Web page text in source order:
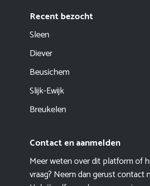
Recent bezocht
Sleen
Diever
Beusichem
Slijk-Ewijk
Breukelen
Contact en aanmelden
Meer weten over dit platform of
vraag? Neem dan gerust contact